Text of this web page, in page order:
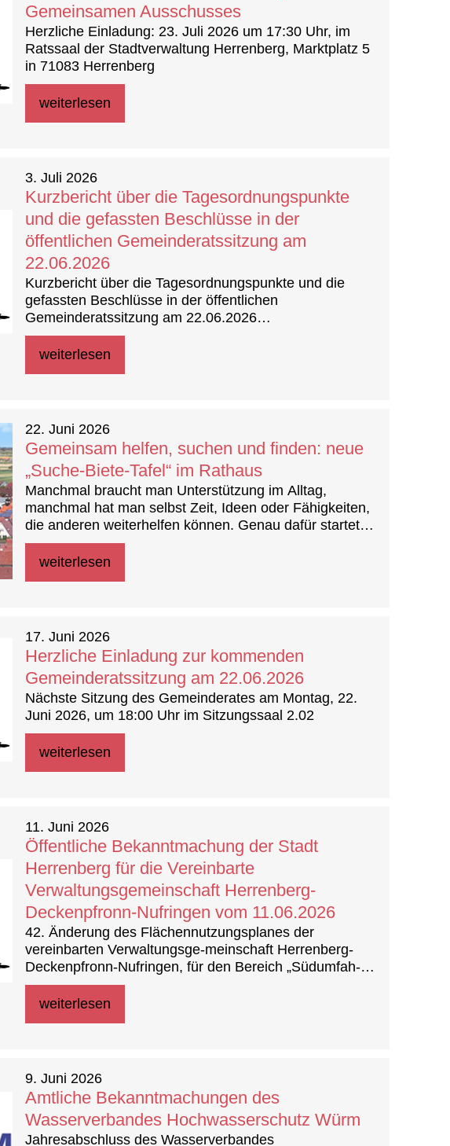
Gemeinsamen Ausschusses
Herzliche Einladung: 23. Juli 2026 um 17:30 Uhr, im
Ratssaal der Stadtverwaltung Herrenberg, Marktplatz 5
in 71083 Herrenberg
weiterlesen
3. Juli 2026
Kurzbericht über die Tagesordnungspunkte
und die gefassten Beschlüsse in der
öffentlichen Gemeinderatssitzung am
22.06.2026
Kurzbericht über die Tagesordnungspunkte und die
gefassten Beschlüsse in der öffentlichen
Gemeinderatssitzung am 22.06.2026
(Beschlussprotokoll)
weiterlesen
22. Juni 2026
Gemeinsam helfen, suchen und finden: neue
„Suche-Biete-Tafel“ im Rathaus
Manchmal braucht man Unterstützung im Alltag,
manchmal hat man selbst Zeit, Ideen oder Fähigkeiten,
die anderen weiterhelfen können. Genau dafür startet
ab sofort im Rathaus unsere neue „Suche-Biete-Tafel“...
weiterlesen
17. Juni 2026
Herzliche Einladung zur kommenden
Gemeinderatssitzung am 22.06.2026
Nächste Sitzung des Gemeinderates am Montag, 22.
Juni 2026, um 18:00 Uhr im Sitzungssaal 2.02
weiterlesen
11. Juni 2026
Öffentliche Bekanntmachung der Stadt
Herrenberg für die Vereinbarte
Verwaltungsgemeinschaft Herrenberg-
Deckenpfronn-Nufringen vom 11.06.2026
42. Änderung des Flächennutzungsplanes der
vereinbarten Verwaltungsge-meinschaft Herrenberg-
Deckenpfronn-Nufringen, für den Bereich „Südumfah-
rung Gültstein, 1. Teiländerung Nebringer Straße
82.11/1“ in Herrenberg – Gültstein -
weiterlesen
9. Juni 2026
Amtliche Bekanntmachungen des
Wasserverbandes Hochwasserschutz Würm
Jahresabschluss des Wasserverbandes